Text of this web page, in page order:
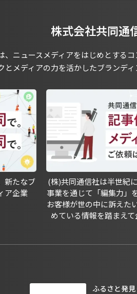
株式会社共同通
ニュースメディアをはじめとする
とメディアの力を活かしたブランデ
新たなブ
ア企業
(株)共同通信社は半世紀
事業を通じて「編集力」
お客様が世の中に訴えた
めている情報を踏まえて
ふるさと発